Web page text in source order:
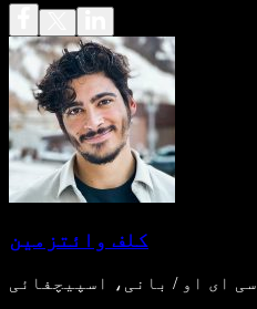
کلف وائتزمین
سی ای او / بانی، اسپیچفائی